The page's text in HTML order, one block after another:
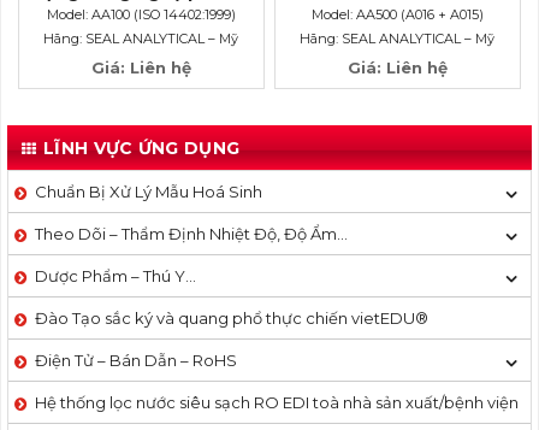
tích dòng CFA
Model: AA100 (ISO 14402:1999)
Hãng: SEAL ANALYTICAL – Mỹ
Giá: Liên hệ
Model: AA500 (A016 + A015)
Hãng: SEAL ANALYTICAL – Mỹ
Giá: Liên hệ
LĨNH VỰC ỨNG DỤNG
Chuẩn Bị Xử Lý Mẫu Hoá Sinh
Theo Dõi – Thẩm Định Nhiệt Độ, Độ Ẩm…
Dược Phẩm – Thú Y…
Đào Tạo sắc ký và quang phổ thực chiến vietEDU®
Điện Tử – Bán Dẫn – RoHS
Hệ thống lọc nước siêu sạch RO EDI​​ toà nhà sản xuất/bệnh viện